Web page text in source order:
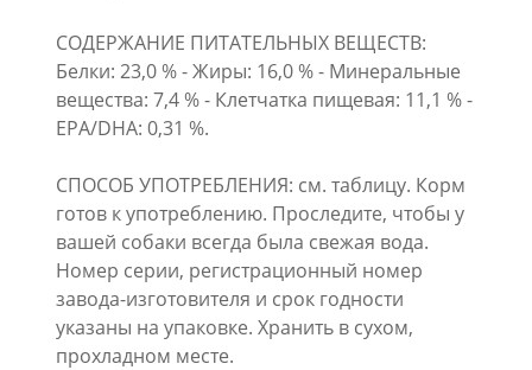
СОДЕРЖАНИЕ ПИТАТЕЛЬНЫХ ВЕЩЕСТВ:
Белки: 23,0 % - Жиры: 16,0 % - Минеральные
вещества: 7,4 % - Клетчатка пищевая: 11,1 % -
EPA/DHA: 0,31 %.
СПОСОБ УПОТРЕБЛЕНИЯ: см. таблицу. Корм
готов к употреблению. Проследите, чтобы у
вашей собаки всегда была свежая вода.
Номер серии, регистрационный номер
завода-изготовителя и срок годности
указаны на упаковке. Хранить в сухом,
прохладном месте.